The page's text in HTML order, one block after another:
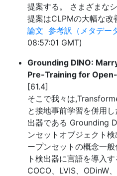
提案する。 さまざまな
提案はCLPMの大幅な改
論文 参考訳（メタデー
08:57:01 GMT)
Grounding DINO:
Pre-Training for
[61.4]
そこで我々は
と接地事前学習を併用
出器である Grounding
ンセットオブジェクト
ープンセットの概念一
ト検出器に言語を導入
COCO、LVIS、ODinW